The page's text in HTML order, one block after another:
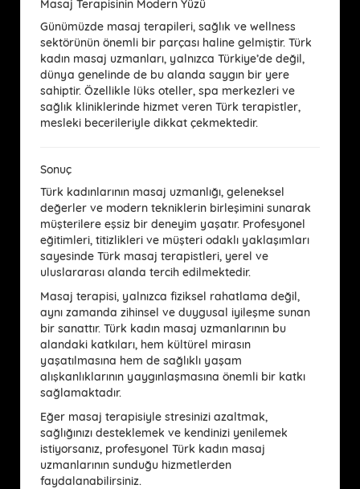
Masaj Terapisinin Modern Yüzü
Günümüzde masaj terapileri, sağlık ve wellness
sektörünün önemli bir parçası haline gelmiştir. Türk
kadın masaj uzmanları, yalnızca Türkiye’de değil,
dünya genelinde de bu alanda saygın bir yere
sahiptir. Özellikle lüks oteller, spa merkezleri ve
sağlık kliniklerinde hizmet veren Türk terapistler,
mesleki becerileriyle dikkat çekmektedir.
Sonuç
Türk kadınlarının masaj uzmanlığı, geleneksel
değerler ve modern tekniklerin birleşimini sunarak
müşterilere eşsiz bir deneyim yaşatır. Profesyonel
eğitimleri, titizlikleri ve müşteri odaklı yaklaşımları
sayesinde Türk masaj terapistleri, yerel ve
uluslararası alanda tercih edilmektedir.
Masaj terapisi, yalnızca fiziksel rahatlama değil,
aynı zamanda zihinsel ve duygusal iyileşme sunan
bir sanattır. Türk kadın masaj uzmanlarının bu
alandaki katkıları, hem kültürel mirasın
yaşatılmasına hem de sağlıklı yaşam
alışkanlıklarının yaygınlaşmasına önemli bir katkı
sağlamaktadır.
Eğer masaj terapisiyle stresinizi azaltmak,
sağlığınızı desteklemek ve kendinizi yenilemek
istiyorsanız, profesyonel Türk kadın masaj
uzmanlarının sunduğu hizmetlerden
faydalanabilirsiniz.